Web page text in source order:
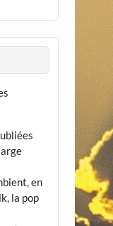
en
la pop